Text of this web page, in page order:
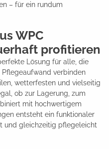
– für ein rundum
WPC
profitieren
Lösung für alle, die
verbinden
wetterfesten und vielseitig
ob zur Lagerung, zum
mit hochwertigem
entsteht ein funktionaler
und gleichzeitig pflegeleicht